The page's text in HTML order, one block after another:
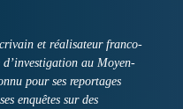
et réalisateur franco-
au Moyen-
pour ses reportages
enquêtes sur des